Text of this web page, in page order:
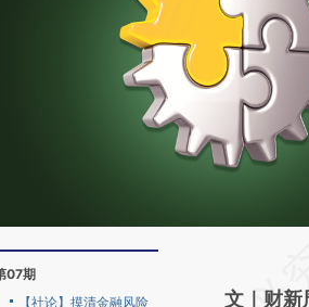
07期
【社论】摸清金融风险
AI基
文｜财新